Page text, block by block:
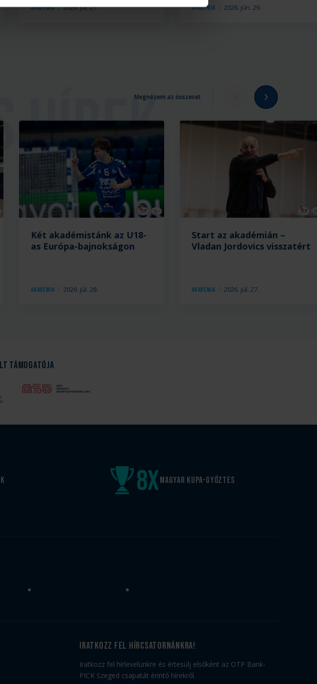
Akadémia 2026. júl. 27. Akadémia 2026. jún. 29.
Megnézem az összeset
Akadémia 2026. júl. 28.
Két akadémistánk az U18-
as Európa-bajnokságon
Akadémia 2026. júl. 27.
Start az akadémián –
Vladan Jordovics visszatért
támogatója
Magyar kupa-győztes
8x
iratkozz fel hírcsatornánkra!
Iratkozz fel hírlevelünkre és értesülj elsőként az OTP Bank-
PICK Szeged csapatát érintő hírekről.